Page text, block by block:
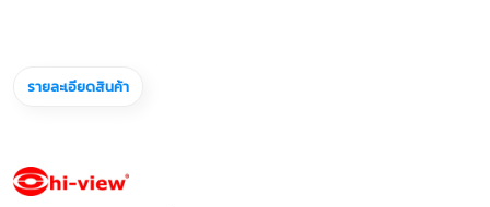
รายละเอียดสินค้า